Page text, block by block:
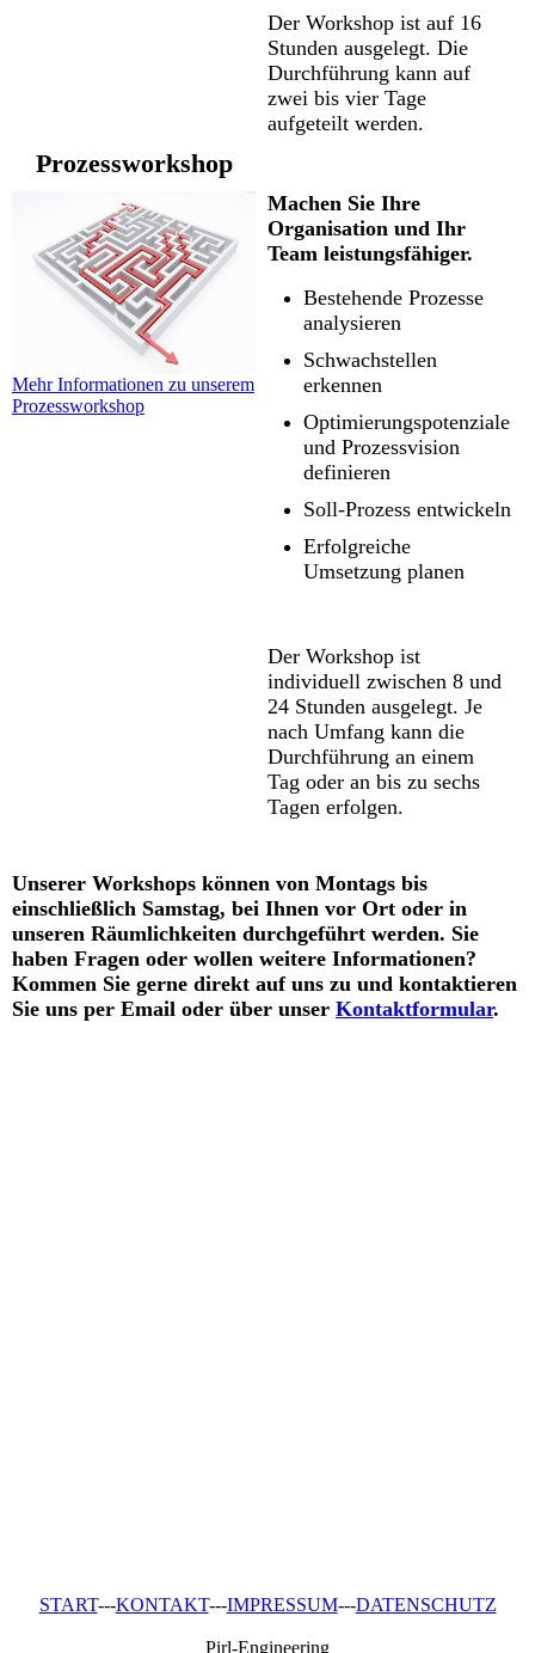
Der Workshop ist auf 16
Stunden ausgelegt. Die
Durchführung kann auf
zwei bis vier Tage
aufgeteilt werden.
Prozessworkshop
Mehr Informationen zu unserem
Prozessworkshop
Machen Sie Ihre
Organisation und Ihr
Team leistungsfähiger.
Bestehende Prozesse
analysieren
Schwachstellen
erkennen
Optimierungspotenziale
und Prozessvision
definieren
Soll-Prozess entwickeln
Erfolgreiche
Umsetzung planen
Der Workshop ist
individuell zwischen 8 und
24 Stunden ausgelegt. Je
nach Umfang kann die
Durchführung an einem
Tag oder an bis zu sechs
Tagen erfolgen.
Unserer Workshops können von Montags bis
einschließlich Samstag, bei Ihnen vor Ort oder in
unseren Räumlichkeiten durchgeführt werden. Sie
haben Fragen oder wollen weitere Informationen?
Kommen Sie gerne direkt auf uns zu und kontaktieren
Sie uns per Email oder über unser Kontaktformular.
START---KONTAKT---IMPRESSUM---DATENSCHUTZ
Pirl-Engineering